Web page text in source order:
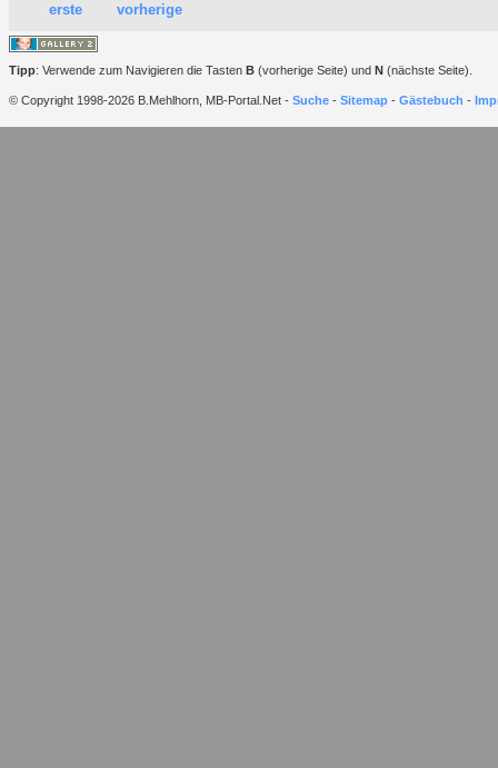
erste vorherige
Tipp: Verwende zum Navigieren die Tasten B (vorherige Seite) und N (nächste Seite).
© Copyright 1998-2026 B.Mehlhorn, MB-Portal.Net - Suche - Sitemap - Gästebuch -